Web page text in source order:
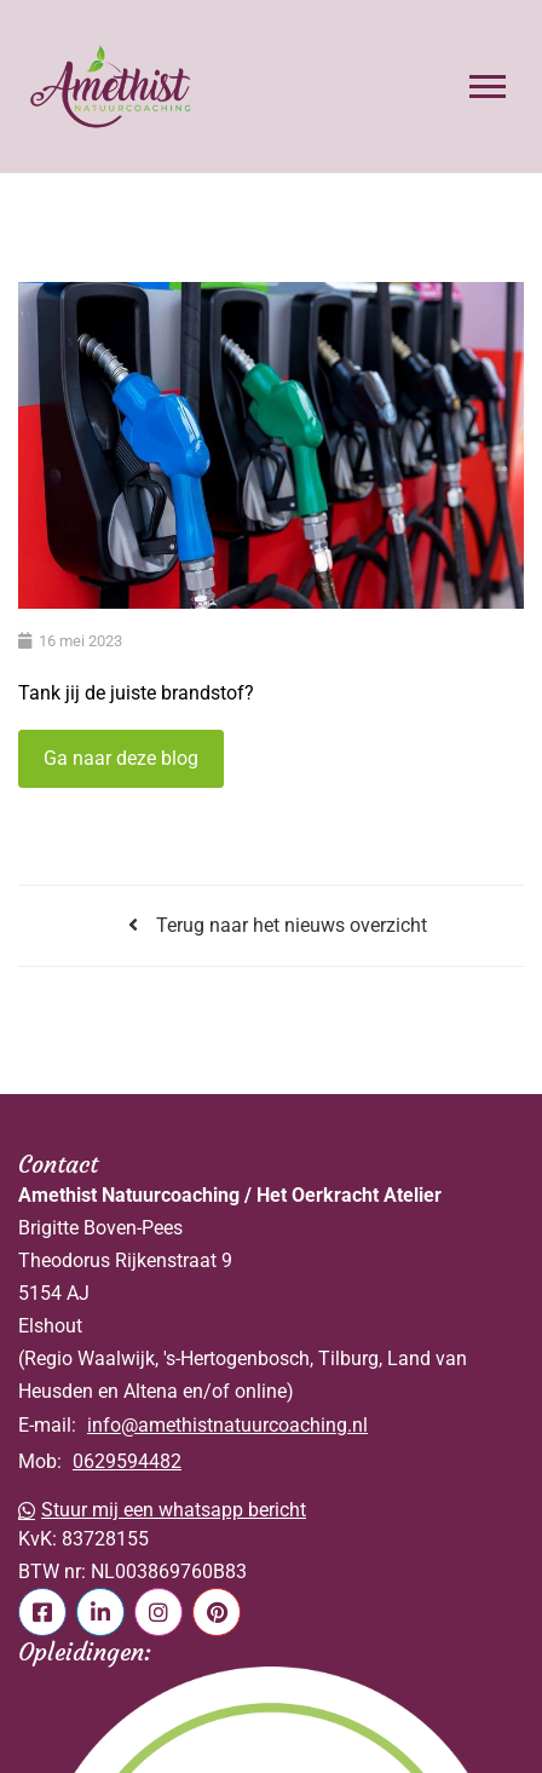
16 mei 2023
Tank jij de juiste brandstof?
Ga naar deze blog
Terug naar het nieuws overzicht
Contact
Amethist Natuurcoaching / Het Oerkracht Atelier
Brigitte Boven-Pees
Theodorus Rijkenstraat 9
5154 AJ
Elshout
(Regio Waalwijk, 's-Hertogenbosch, Tilburg, Land van
Heusden en Altena en/of online)
E-mail: info@amethistnatuurcoaching.nl
Mob: 0629594482
Stuur mij een whatsapp bericht
KvK: 83728155
BTW nr: NL003869760B83
Opleidingen: